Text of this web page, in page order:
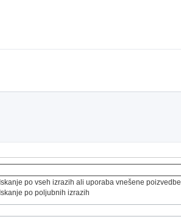
Iskanje po vseh izrazih ali uporaba vnešene poizvedbe
Iskanje po poljubnih izrazih